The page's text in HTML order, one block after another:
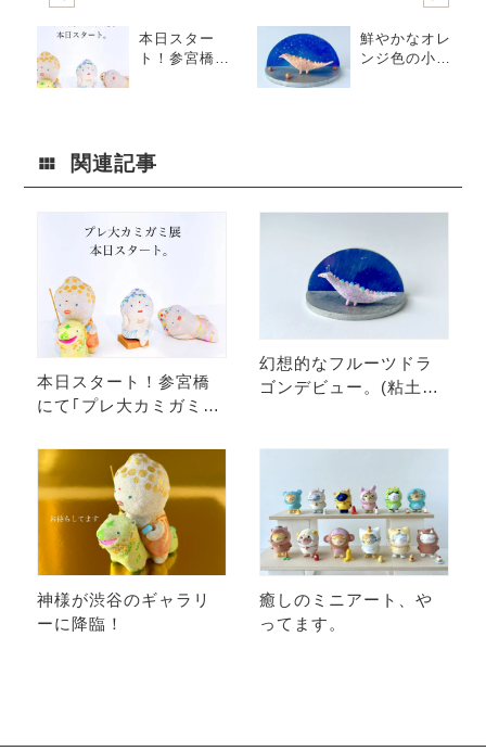
本日スター
ト！参宮橋に
鮮やかなオレ
ンジ色の小さ
関連記事
" />
本日スタート！参宮橋
にて｢プレ大カミガミ
幻想的なフルーツドラ
ゴンデビュー。(粘土ア
神様が渋谷のギャラリ
ーに降臨！
癒しのミニアート、や
ってます。